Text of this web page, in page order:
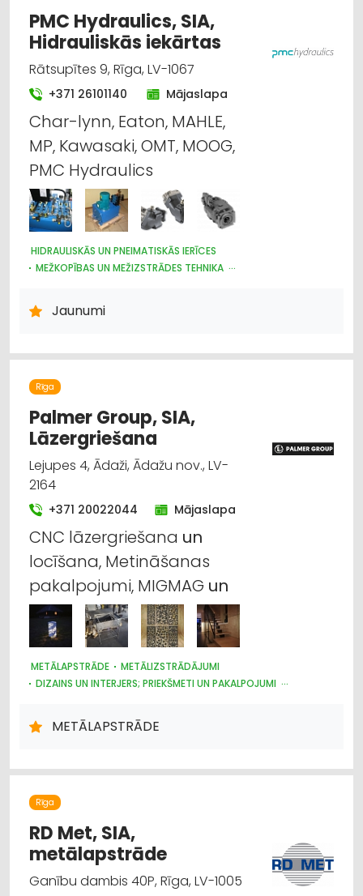
APDARES MATERIĀLI: TIRDZNIECĪBA
PMC Hydraulics, SIA,
Hidrauliskās iekārtas
Rātsupītes 9, Rīga, LV-1067
+371 26101140 Mājaslapa
Char-lynn, Eaton, MAHLE,
MP, Kawasaki, OMT, MOOG,
PMC Hydraulics
HIDRAULISKĀS UN PNEIMATISKĀS IERĪCES
MEŽKOPĪBAS UN MEŽIZSTRĀDES TEHNIKA
MAŠĪNBŪVE
RŪPNIECISKĀS IEKĀRTAS, AUTOMATIZĀCIJA
Jaunumi
Rīga
Palmer Group, SIA,
Lāzergriešana
Lejupes 4, Ādaži, Ādažu nov., LV-
2164
+371 20022044 Mājaslapa
CNC lāzergriešana un
locīšana, Metināšanas
pakalpojumi, MIGMAG un
METĀLAPSTRĀDE
METĀLIZSTRĀDĀJUMI
DIZAINS UN INTERJERS; PRIEKŠMETI UN PAKALPOJUMI
DĀRZA TEHNIKA UN INVENTĀRS
TREPES, KĀPNES
RESTAURĀCIJA
LAUKSAIMNIECĪBAS TEHNIKAS UN TRAKTORTEHNIKAS REZERVES
METĀLAPSTRĀDE
Rīga
RD Met, SIA,
metālapstrāde
Ganību dambis 40P, Rīga, LV-1005